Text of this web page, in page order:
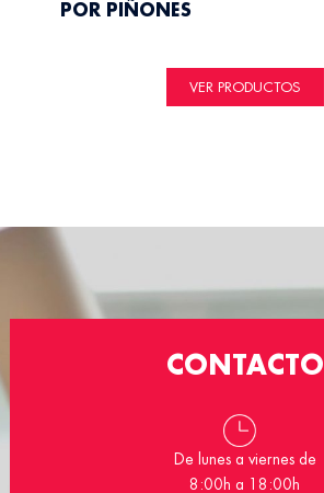
POR PIÑONES
VER PRODUCTOS
CONTACTO
De lunes a viernes de
8:00h a 18:00h